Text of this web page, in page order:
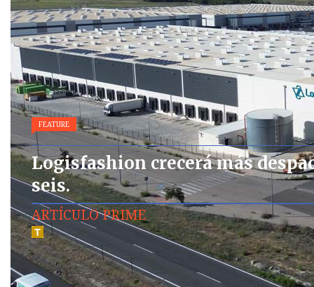
FEATURE
Logisfashion crecerá más
seis.
ARTÍCULO PRIME